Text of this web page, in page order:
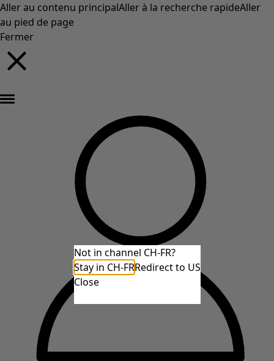
Aller au contenu principalAller à la recherche rapideAller
au pied de page
Fermer
Not in channel CH-FR?
Stay in CH-FRRedirect to US
Close